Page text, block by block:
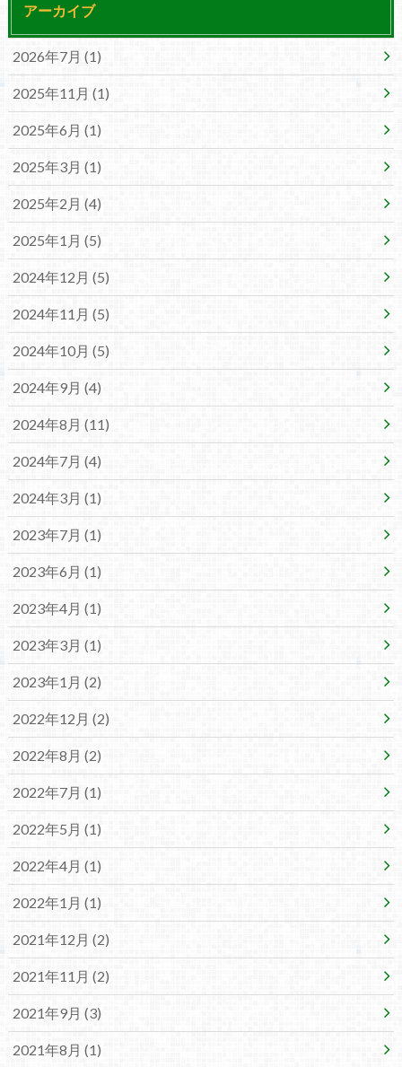
アーカイブ
2026年7月 (1)
2025年11月 (1)
2025年6月 (1)
2025年3月 (1)
2025年2月 (4)
2025年1月 (5)
2024年12月 (5)
2024年11月 (5)
2024年10月 (5)
2024年9月 (4)
2024年8月 (11)
2024年7月 (4)
2024年3月 (1)
2023年7月 (1)
2023年6月 (1)
2023年4月 (1)
2023年3月 (1)
2023年1月 (2)
2022年12月 (2)
2022年8月 (2)
2022年7月 (1)
2022年5月 (1)
2022年4月 (1)
2022年1月 (1)
2021年12月 (2)
2021年11月 (2)
2021年9月 (3)
2021年8月 (1)